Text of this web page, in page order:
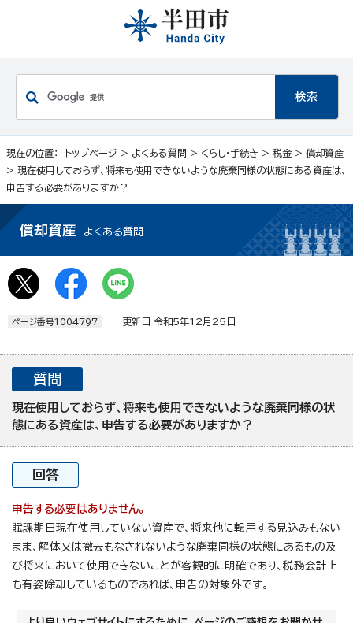
現在の位置： トップページ > よくある質問 > くらし・手続き > 税金 > 償却資産
> 現在使用しておらず、将来も使用できないような廃棄同様の状態にある資産は、
申告する必要がありますか？
償却資産 よくある質問
ページ番号1004797 更新日 令和5年12月25日
質問
現在使用しておらず、将来も使用できないような廃棄同様の状
態にある資産は、申告する必要がありますか？
回答
申告する必要はありません。
賦課期日現在使用していない資産で、将来他に転用する見込みもない
まま、解体又は撤去もなされないような廃棄同様の状態にあるもの及
び将来において使用できないことが客観的に明確であり、税務会計上
も有姿除却しているものであれば、申告の対象外です。